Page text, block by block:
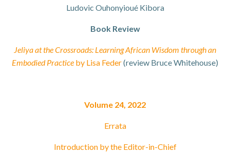
Ludovic Ouhonyioué Kibora
Book Review
Jeliya at the Crossroads: Learning African Wisdom through an
Embodied Practice by Lisa Feder(review Bruce Whitehouse)
Volume 24, 2022
Errata
Introduction by the Editor-in-Chief